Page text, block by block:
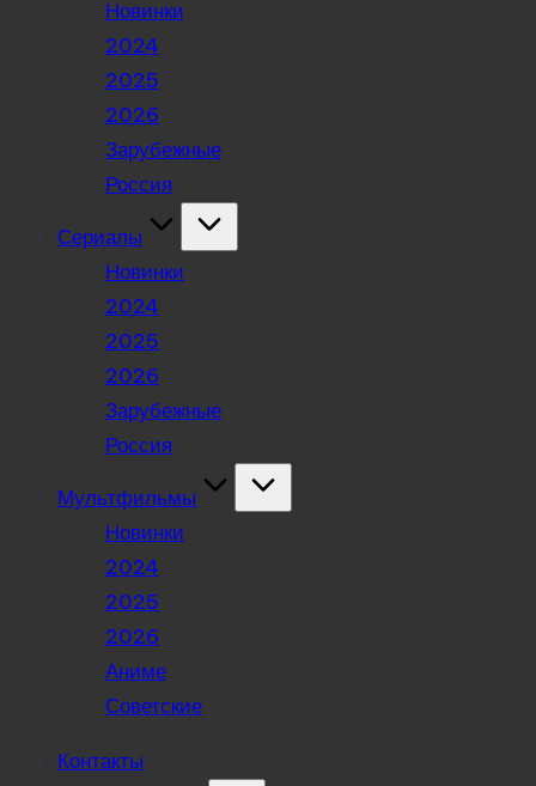
Новинки
2024
2025
2026
Зарубежные
Россия
Сериалы
Новинки
2024
2025
2026
Зарубежные
Россия
Мультфильмы
Новинки
2024
2025
2026
Аниме
Советские
Контакты